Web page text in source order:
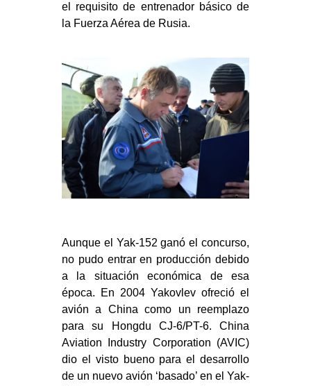
el requisito de entrenador básico de
la Fuerza Aérea de Rusia.
Aunque el Yak-152 ganó el concurso,
no pudo entrar en producción debido
a la situación económica de esa
época. En 2004 Yakovlev ofreció el
avión a China como un reemplazo
para su Hongdu CJ-6/PT-6. China
Aviation Industry Corporation (AVIC)
dio el visto bueno para el desarrollo
de un nuevo avión ‘basado’ en el Yak-